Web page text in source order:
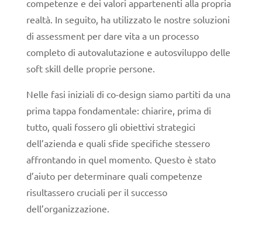
competenze e dei valori appartenenti alla propria
realtà. In seguito, ha utilizzato le nostre soluzioni
di assessment per dare vita a un processo
completo di autovalutazione e autosviluppo delle
soft skill delle proprie persone.
Nelle fasi iniziali di co-design siamo partiti da una
prima tappa fondamentale: chiarire, prima di
tutto, quali fossero gli obiettivi strategici
dell’azienda e quali sfide specifiche stessero
affrontando in quel momento. Questo è stato
d’aiuto per determinare quali competenze
risultassero cruciali per il successo
dell’organizzazione.